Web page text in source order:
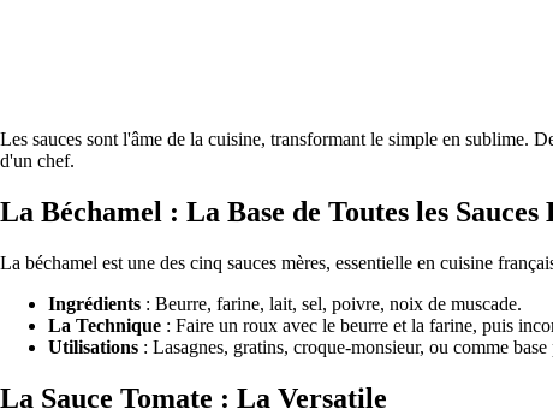
Les sauces sont l'âme de la cuisine, transformant le simple en sublime.
d'un chef.
La Béchamel : La Base de Toutes les Sauces
La béchamel est une des cinq sauces mères, essentielle en cuisine
Ingrédients : Beurre, farine, lait, sel, poivre, noix de muscade.
La Technique : Faire un roux avec le beurre et la farine, puis
Utilisations : Lasagnes, gratins, croque-monsieur, ou comme
La Sauce Tomate : La Versatile